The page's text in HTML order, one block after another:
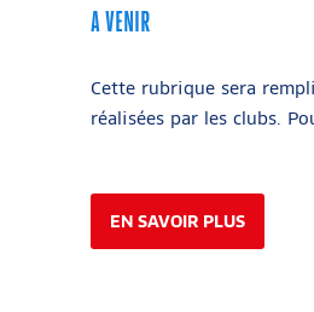
A VENIR
Cette rubrique sera
réalisées par les clubs.
EN SAVOIR PLUS